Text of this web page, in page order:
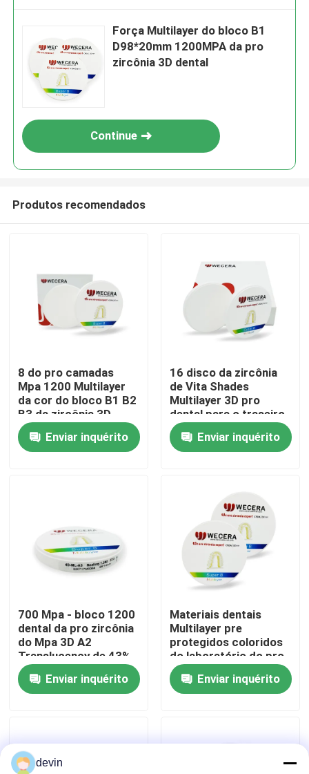
Para casa
Produtos
Sobre nós
Controle de qualidade
Contacte-nos
Solicite um orçamento
Força Multilayer do bloco B1
D98*20mm 1200MPA da pro
zircônia 3D dental
Continue
Produtos recomendados
8 do pro camadas
Mpa 1200 Multilayer
da cor do bloco B1 B2
B3 da zircônia 3D
D98*18mm
Enviar inquérito
16 disco da zircônia
de Vita Shades
Multilayer 3D pro
dental para o traseiro
anterior
Enviar inquérito
700 Mpa - bloco 1200
dental da pro zircônia
do Mpa 3D A2
Translucency de 43% -
de 57%
Enviar inquérito
Materiais dentais
Multilayer pre
protegidos coloridos
do laboratório do pro
bloco da zircônia 3D
Enviar inquérito
devin